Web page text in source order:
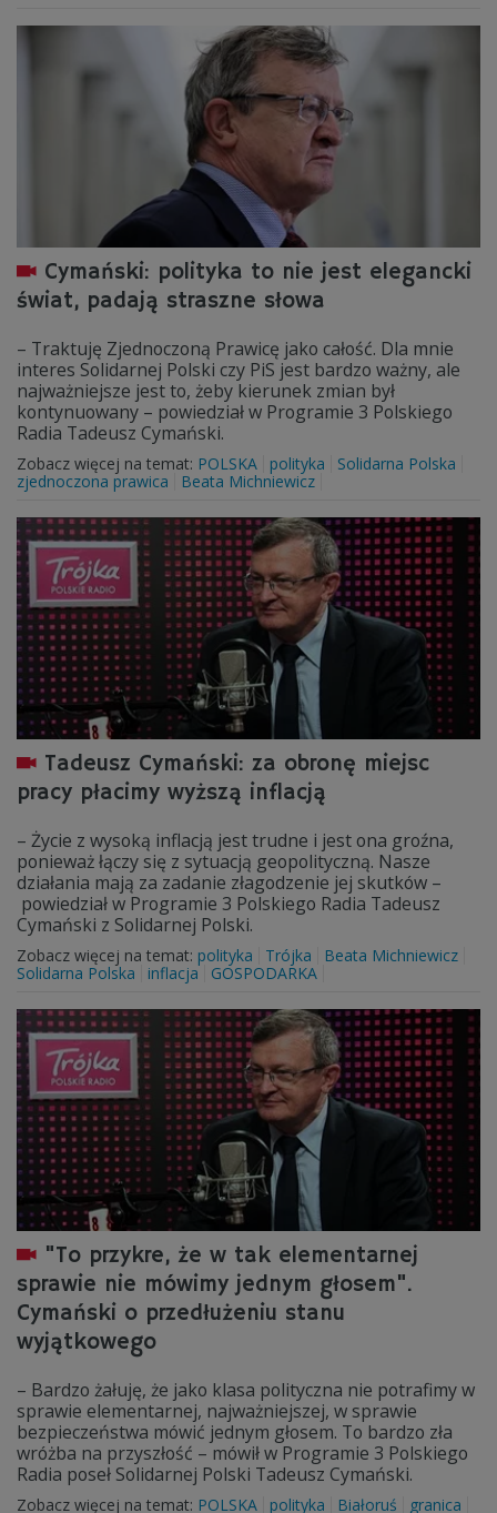
Cymański: polityka to nie jest elegancki
świat, padają straszne słowa
– Traktuję Zjednoczoną Prawicę jako całość. Dla mnie
interes Solidarnej Polski czy PiS jest bardzo ważny, ale
najważniejsze jest to, żeby kierunek zmian był
kontynuowany – powiedział w Programie 3 Polskiego
Radia Tadeusz Cymański.
Zobacz więcej na temat: POLSKA polityka
Solidarna Polska
zjednoczona prawica
Beata Michniewicz
Tadeusz Cymański: za obronę miejsc
pracy płacimy wyższą inflacją
– Życie z wysoką inflacją jest trudne i jest ona groźna,
ponieważ łączy się z sytuacją geopolityczną. Nasze
działania mają za zadanie złagodzenie jej skutków –
powiedział w Programie 3 Polskiego Radia Tadeusz
Cymański z Solidarnej Polski.
Zobacz więcej na temat: polityka Trójka
Beata Michniewicz
Solidarna Polska
inflacja GOSPODARKA
"To przykre, że w tak elementarnej
sprawie nie mówimy jednym głosem".
Cymański o przedłużeniu stanu
wyjątkowego
– Bardzo żałuję, że jako klasa polityczna nie potrafimy w
sprawie elementarnej, najważniejszej, w sprawie
bezpieczeństwa mówić jednym głosem. To bardzo zła
wróżba na przyszłość – mówił w Programie 3 Polskiego
Radia poseł Solidarnej Polski Tadeusz Cymański.
Zobacz więcej na temat: POLSKA polityka Białoruś
granica